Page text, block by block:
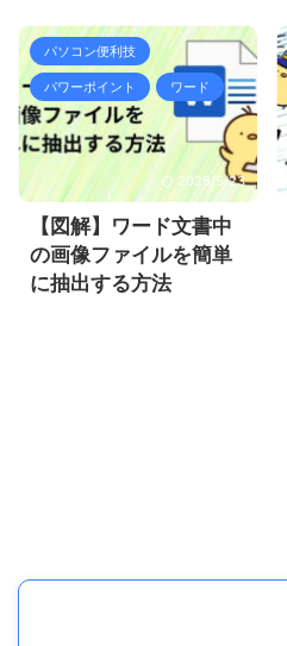
パソコン便利技
パワーポイント ワード
2025/5/23
【図解】ワード文書中
の画像ファイルを簡単
に抽出する方法